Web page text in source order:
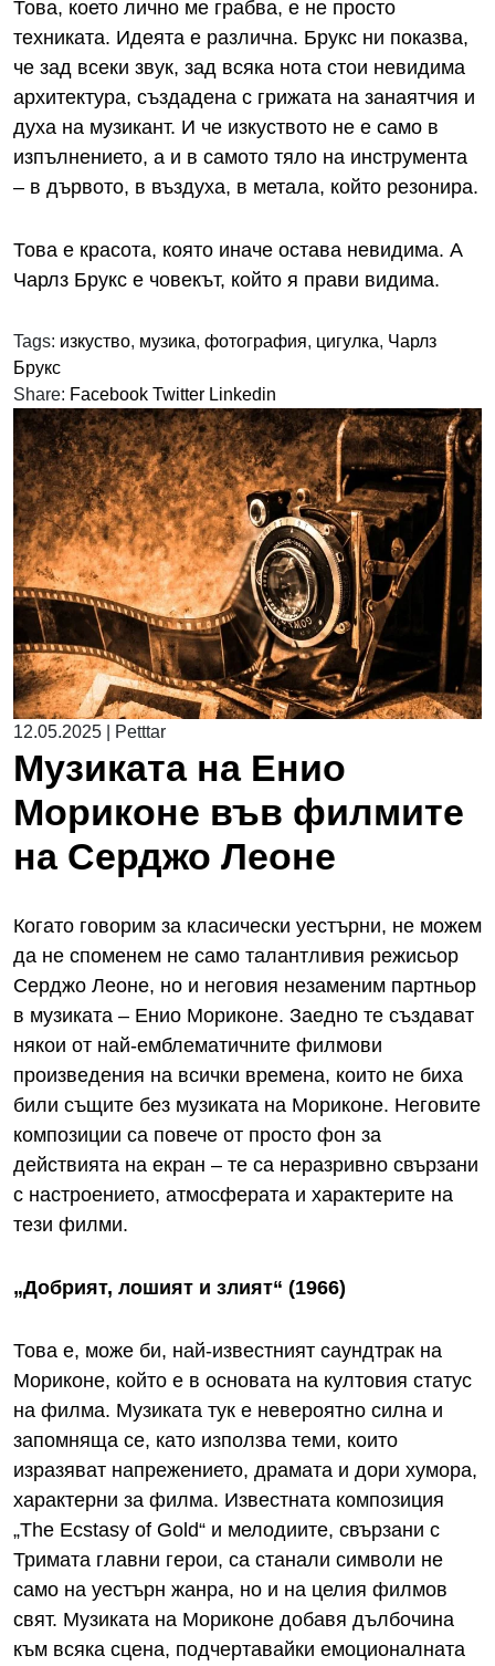
Това, което лично ме грабва, е не просто
техниката. Идеята е различна. Брукс ни показва,
че зад всеки звук, зад всяка нота стои невидима
архитектура, създадена с грижата на занаятчия и
духа на музикант. И че изкуството не е само в
изпълнението, а и в самото тяло на инструмента
– в дървото, в въздуха, в метала, който резонира.
Това е красота, която иначе остава невидима. А
Чарлз Брукс е човекът, който я прави видима.
Tags: изкуство, музика, фотография, цигулка, Чарлз
Брукс
Share: Facebook Twitter Linkedin
12.05.2025 Petttar
Музиката на Енио
Мориконе във филмите
на Серджо Леоне
Когато говорим за класически уестърни, не можем
да не споменем не само талантливия режисьор
Серджо Леоне, но и неговия незаменим партньор
в музиката – Енио Мориконе. Заедно те създават
някои от най-емблематичните филмови
произведения на всички времена, които не биха
били същите без музиката на Мориконе. Неговите
композиции са повече от просто фон за
действията на екран – те са неразривно свързани
с настроението, атмосферата и характерите на
тези филми.
„Добрият, лошият и злият“ (1966)
Това е, може би, най-известният саундтрак на
Мориконе, който е в основата на култовия статус
на филма. Музиката тук е невероятно силна и
запомняща се, като използва теми, които
изразяват напрежението, драмата и дори хумора,
характерни за филма. Известната композиция
„The Ecstasy of Gold“ и мелодиите, свързани с
Тримата главни герои, са станали символи не
само на уестърн жанра, но и на целия филмов
свят. Музиката на Мориконе добавя дълбочина
към всяка сцена, подчертавайки емоционалната